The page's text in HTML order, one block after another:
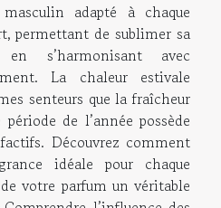
adapté à chaque
permettant de sublimer sa
s’harmonisant avec
La chaleur estivale
senteurs que la fraîcheur
de l’année possède
Découvrez comment
idéale pour chaque
votre parfum un véritable